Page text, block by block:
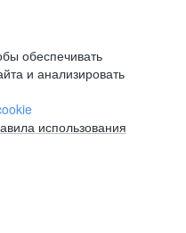
обеспечивать
и анализировать
использования